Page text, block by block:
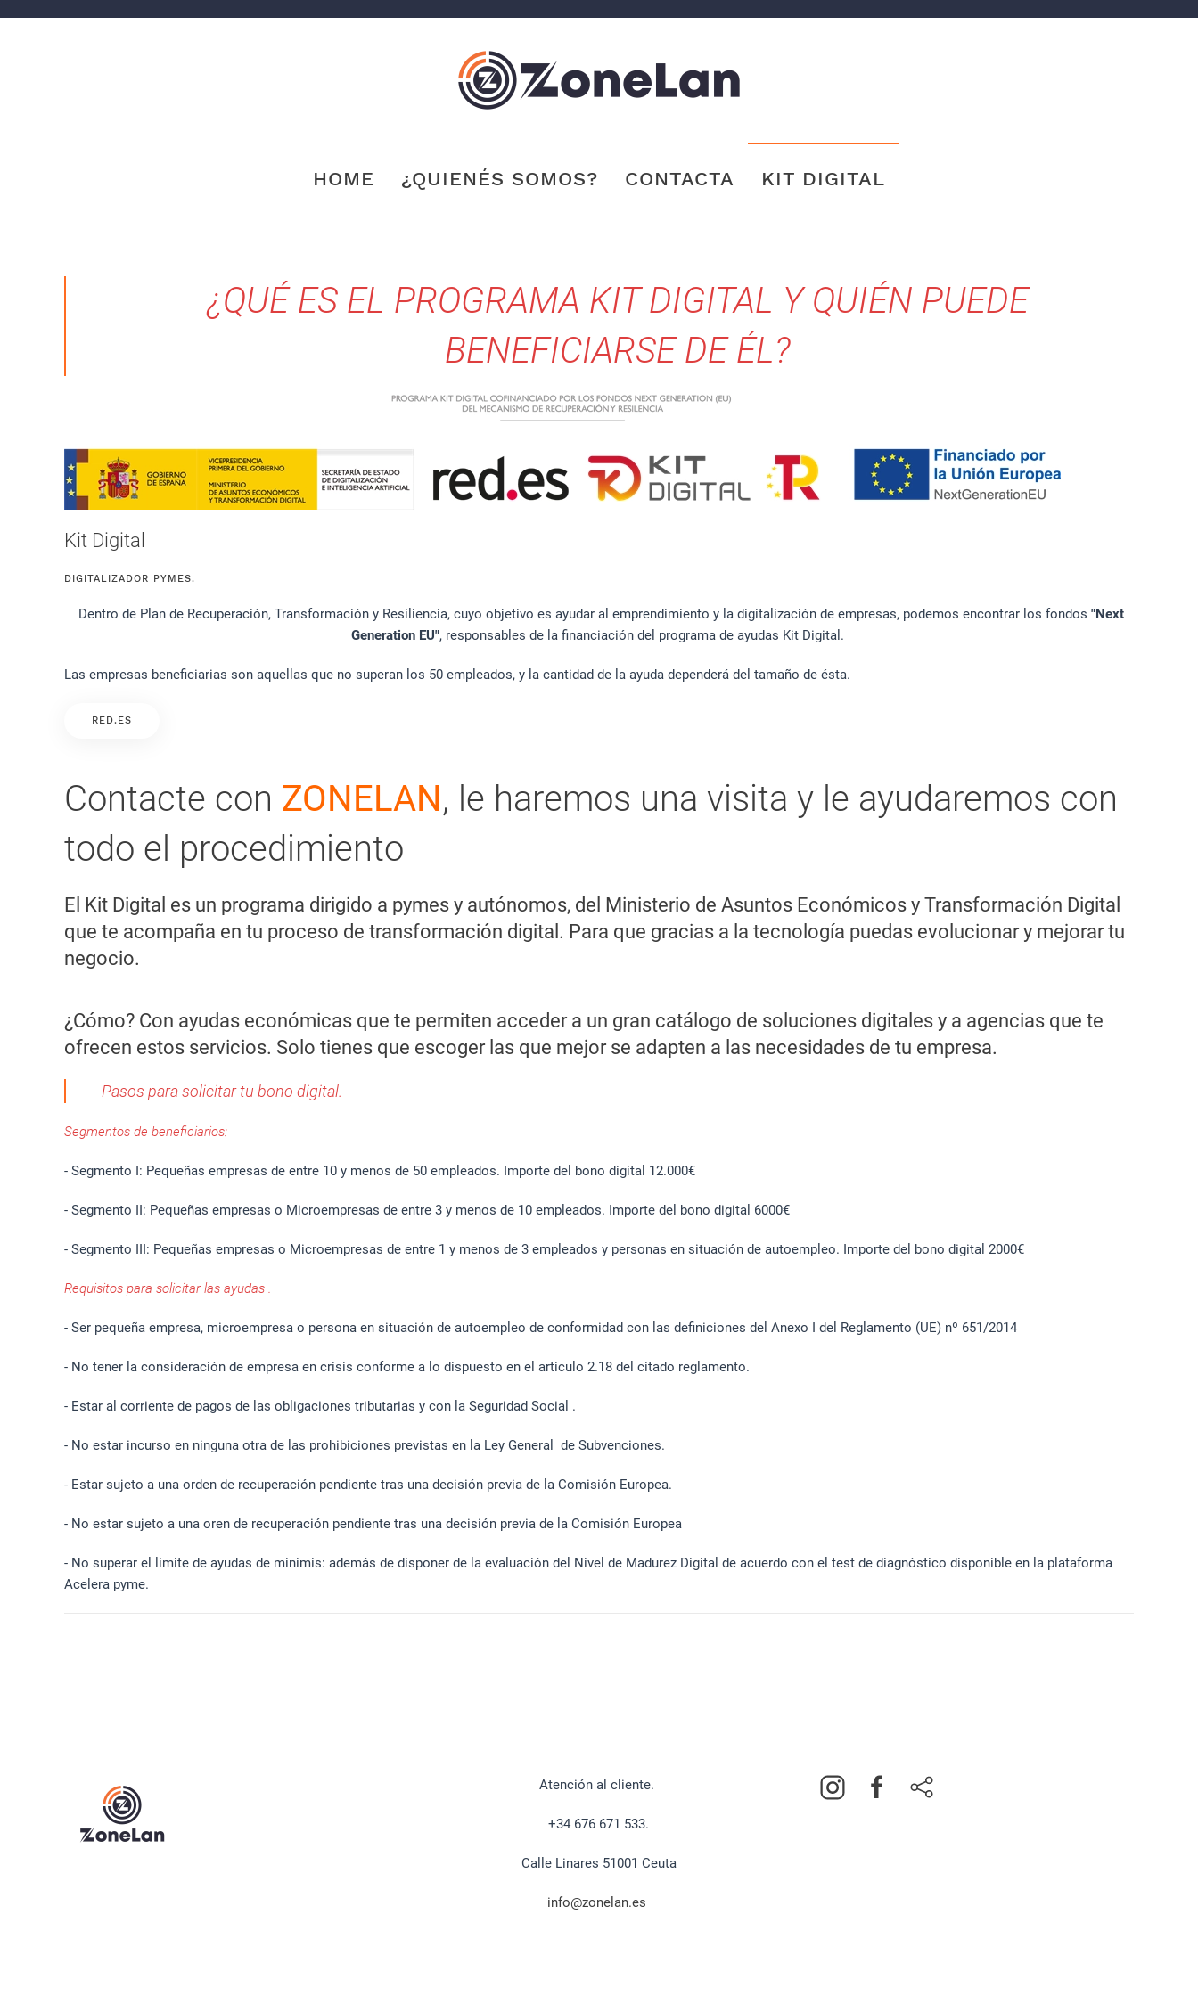
HOME ¿QUIENÉS SOMOS? CONTACTA KIT DIGITAL
¿QUÉ ES EL PROGRAMA KIT DIGITAL Y QUIÉN PUEDE
BENEFICIARSE DE ÉL?
Kit Digital
DIGITALIZADOR PYMES.
Dentro de Plan de Recuperación, Transformación y Resiliencia, cuyo objetivo es ayudar al emprendimiento y la digitalización de empresas, podemos encontrar los fondos "Next
Generation EU", responsables de la financiación del programa de ayudas Kit Digital.
Las empresas beneficiarias son aquellas que no superan los 50 empleados, y la cantidad de la ayuda dependerá del tamaño de ésta.
RED.ES
Contacte con ZONELAN, le haremos una visita y le ayudaremos con
todo el procedimiento
El Kit Digital es un programa dirigido a pymes y autónomos, del Ministerio de Asuntos Económicos y Transformación Digital
que te acompaña en tu proceso de transformación digital. Para que gracias a la tecnología puedas evolucionar y mejorar tu
negocio.
¿Cómo? Con ayudas económicas que te permiten acceder a un gran catálogo de soluciones digitales y a agencias que te
ofrecen estos servicios. Solo tienes que escoger las que mejor se adapten a las necesidades de tu empresa.
Pasos para solicitar tu bono digital.
Segmentos de beneficiarios:
- Segmento I: Pequeñas empresas de entre 10 y menos de 50 empleados. Importe del bono digital 12.000€
- Segmento II: Pequeñas empresas o Microempresas de entre 3 y menos de 10 empleados. Importe del bono digital 6000€
- Segmento III: Pequeñas empresas o Microempresas de entre 1 y menos de 3 empleados y personas en situación de autoempleo. Importe del bono digital 2000€
Requisitos para solicitar las ayudas .
- Ser pequeña empresa, microempresa o persona en situación de autoempleo de conformidad con las definiciones del Anexo I del Reglamento (UE) nº 651/2014
- No tener la consideración de empresa en crisis conforme a lo dispuesto en el articulo 2.18 del citado reglamento.
- Estar al corriente de pagos de las obligaciones tributarias y con la Seguridad Social .
- No estar incurso en ninguna otra de las prohibiciones previstas en la Ley General de Subvenciones.
- Estar sujeto a una orden de recuperación pendiente tras una decisión previa de la Comisión Europea.
- No estar sujeto a una oren de recuperación pendiente tras una decisión previa de la Comisión Europea
- No superar el limite de ayudas de minimis: además de disponer de la evaluación del Nivel de Madurez Digital de acuerdo con el test de diagnóstico disponible en la plataforma
Acelera pyme.
Atención al cliente.
+34 676 671 533.
Calle Linares 51001 Ceuta
info@zonelan.es